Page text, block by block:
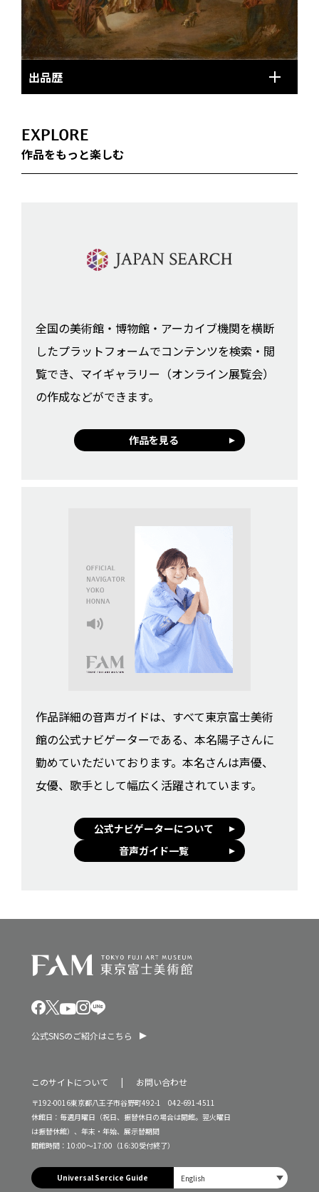
出品歴
EXPLORE
作品をもっと楽しむ
全国の美術館・博物館・アーカイブ機関を横断
したプラットフォームでコンテンツを検索・閲
覧でき、マイギャラリー（オンライン展覧会）
の作成などができます。
作品を見る
作品詳細の音声ガイドは、すべて東京富士美術
館の公式ナビゲーターである、本名陽子さんに
勤めていただいております。本名さんは声優、
女優、歌手として幅広く活躍されています。
公式ナビゲーターについて
音声ガイド一覧
公式SNSのご紹介はこちら
このサイトについて お問い合わせ
〒192-0016東京都八王子市谷野町492-1 042-691-4511
休館日：毎週月曜日（祝日、振替休日の場合は開館。翌火曜日
は振替休館）、年末・年始、展示替期間
開館時間：10:00～17:00（16:30受付終了）
Universal Sercice Guide